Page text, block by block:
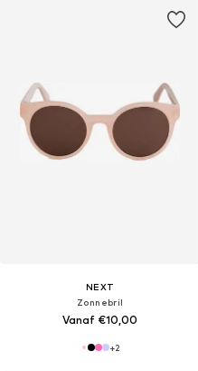
NEXT
Zonnebril
Vanaf €10,00
+2